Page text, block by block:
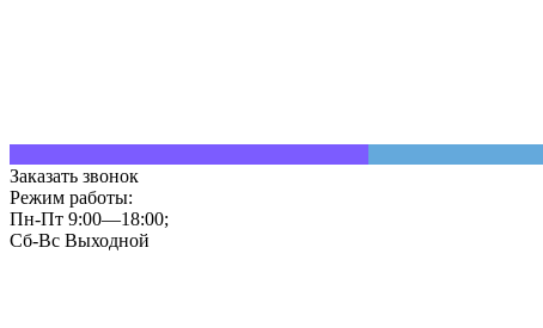
Заказать звонок
Режим работы:
Пн-Пт 9:00—18:00;
Сб-Вс Выходной